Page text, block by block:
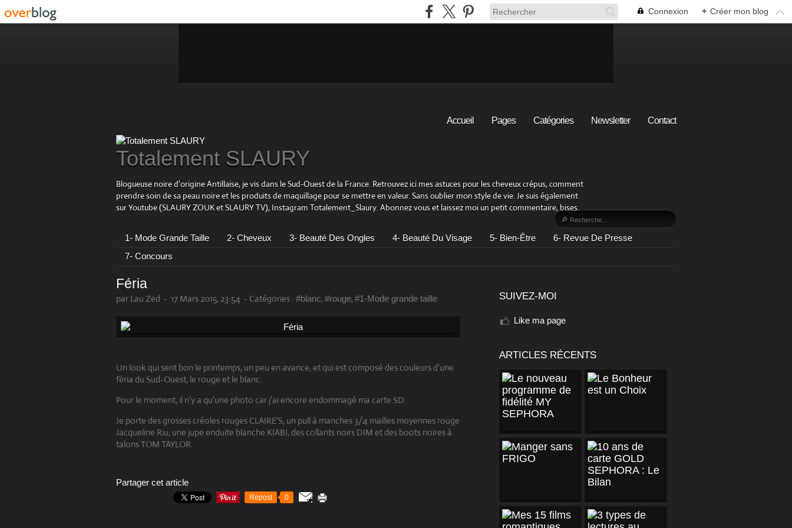
Connexion + Créer mon blog
Accueil Pages Catégories Newsletter Contact
Totalement SLAURY
Blogueuse noire d'origine Antillaise, je vis dans le Sud-Ouest de la France. Retrouvez ici mes astuces pour les cheveux crépus, comment
prendre soin de sa peau noire et les produits de maquillage pour se mettre en valeur. Sans oublier mon style de vie. Je suis également
sur Youtube (SLAURY ZOUK et SLAURY TV), Instagram Totalement_Slaury. Abonnez vous et laissez moi un petit commentaire, bises.
1- Mode Grande Taille 2- Cheveux 3- Beauté Des Ongles 4- Beauté Du Visage 5- Bien-Être
6- Revue De Presse
7- Concours
Féria
par Lau Zed - 17 Mars 2015, 23:54 - Catégories : #blanc, #rouge, #1-Mode grande taille
Un look qui sent bon le printemps, un peu en avance, et qui est composé des couleurs d'une
féria du Sud-Ouest, le rouge et le blanc.
Pour le moment, il n'y a qu'une photo car j'ai encore endommagé ma carte SD.
Je porte des grosses créoles rouges CLAIRE'S, un pull à manches 3/4 mailles moyennes rouge
Jacqueline Riu, une jupe enduite blanche KIABI, des collants noirs DIM et des boots noires à
talons TOM TAYLOR.
Partager cet article
Repost 0
SUIVEZ-MOI
Like ma page
ARTICLES RÉCENTS